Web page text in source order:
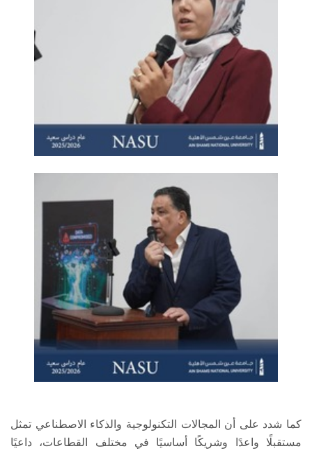
كما شدد على أن المجالات التكنولوجية والذكاء الاصطناعي تمثل
مستقبلًا واعدًا وشريكًا أساسيًا في مختلف القطاعات، داعيًا